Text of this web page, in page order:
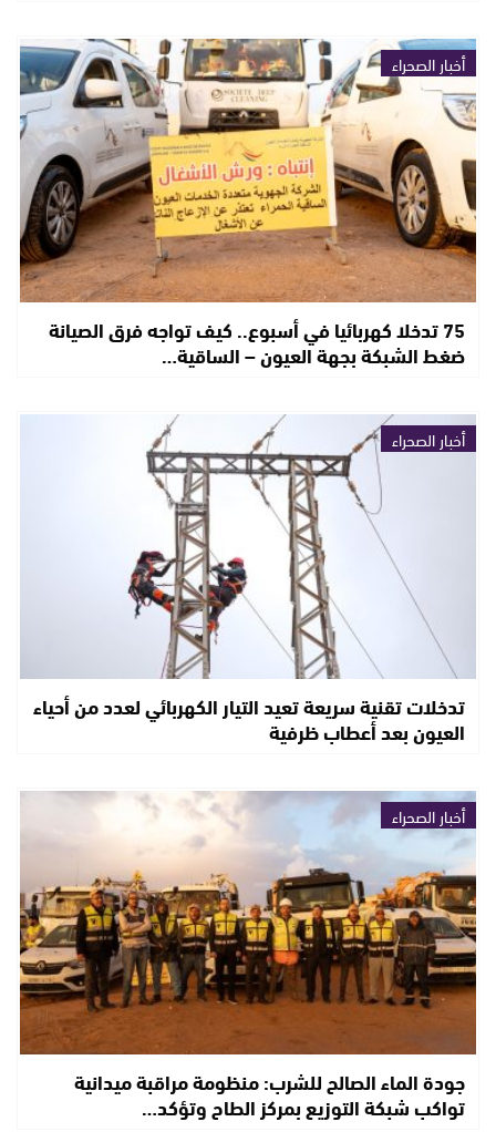
أخبار الصحراء
75 تدخلا كهربائيا في أسبوع.. كيف تواجه فرق الصيانة
ضغط الشبكة بجهة العيون – الساقية…
أخبار الصحراء
تدخلات تقنية سريعة تعيد التيار الكهربائي لعدد من أحياء
العيون بعد أعطاب ظرفية
أخبار الصحراء
جودة الماء الصالح للشرب: منظومة مراقبة ميدانية
تواكب شبكة التوزيع بمركز الطاح وتؤكد…